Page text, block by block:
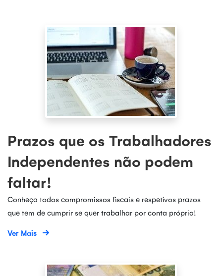
Prazos que os Trabalhadores
Independentes não podem
faltar!
Conheça todos compromissos fiscais e respetivos prazos
que tem de cumprir se quer trabalhar por conta própria!
Ver Mais